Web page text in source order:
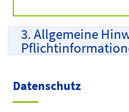
3. Allgemeine
Datenschutz